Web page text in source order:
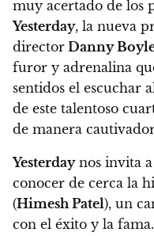
muy acertado de los
Yesterday, la nueva
director Danny
furor y adrenalina
sentidos el escuchar
de este talentoso
de manera
Yesterdaynos invita
conocer de cerca la
(Himesh Patel), un
con el éxito y la fama.